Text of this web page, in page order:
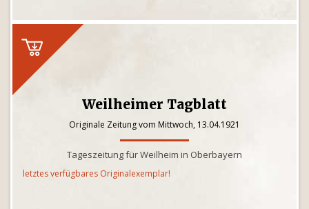
Weilheimer Tagblatt
Originale Zeitung vom Mittwoch, 13.04.1921
Tageszeitung für Weilheim in Oberbayern
letztes verfügbares Originalexemplar!